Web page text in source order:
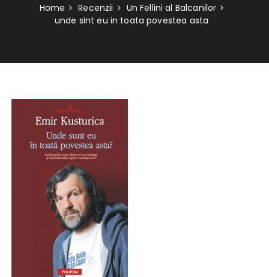
Home Recenzii
Un Fellini al Balcanilor
unde sint eu in toata povestea asta